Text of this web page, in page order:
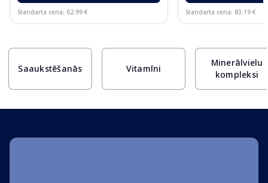
Standarta cena: 62.99 € Standarta cena: 83.19 €
Saaukstēšanās Vitamīni
Minerālvielu
kompleksi